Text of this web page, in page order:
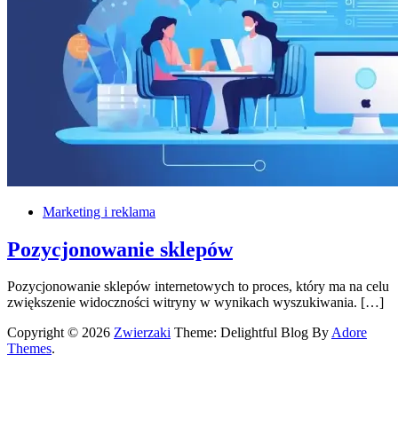
Marketing i reklama
Pozycjonowanie sklepów
Pozycjonowanie sklepów internetowych to proces, który ma na celu
zwiększenie widoczności witryny w wynikach wyszukiwania. […]
Copyright © 2026 Zwierzaki Theme: Delightful Blog ByAdore
Themes.